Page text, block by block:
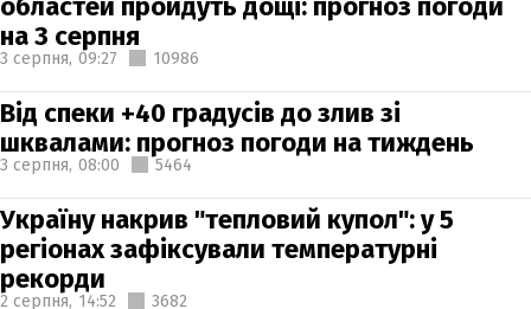
на 3 серпня
3 серпня, 09:27 10986
Від спеки +40 градусів до злив зі
шквалами: прогноз погоди на тиждень
3 серпня, 08:00 5464
Україну накрив "тепловий купол": у 5
регіонах зафіксували температурні
рекорди
2 серпня, 14:52 3682